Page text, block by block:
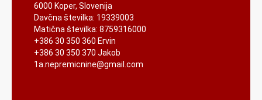
6000 Koper, Slovenija
Davčna številka: 19339003
Matična številka: 8759316000
+386 30 350 360 Ervin
+386 30 350 370 Jakob
1a.nepremicnine@gmail.com